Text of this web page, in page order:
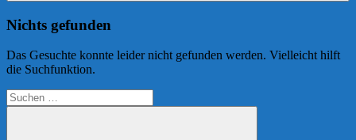
Nichts gefunden
Das Gesuchte konnte leider nicht gefunden werden. Vielleicht hilft
die Suchfunktion.
Suchen
nach: